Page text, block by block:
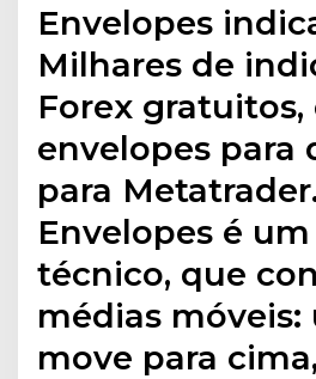
Envelopes
Milhares de
Forex gratuitos,
envelopes para
para
Envelopes é
técnico, que
médias móveis:
move para